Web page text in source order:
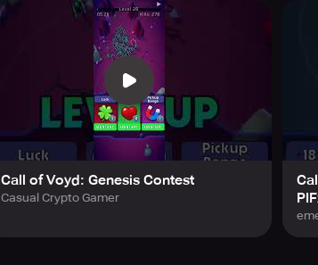
Call of Voyd: Genesis Contest
Casual Crypto Gamer